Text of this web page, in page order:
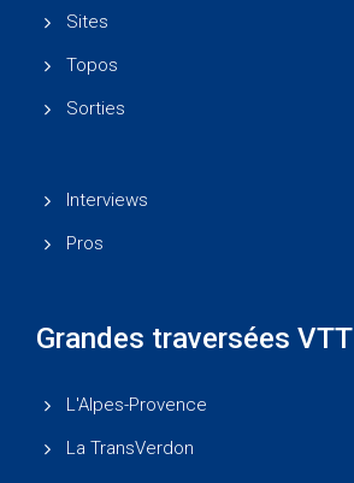
Sites
Topos
Sorties
Interviews
Pros
Grandes traversées VTT
L'Alpes-Provence
La TransVerdon